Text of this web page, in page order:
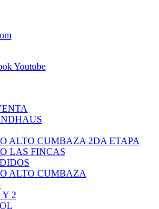
Youtube
ALTO CUMBAZA 2DA ETAPA
LAS FINCAS
ALTO CUMBAZA
2